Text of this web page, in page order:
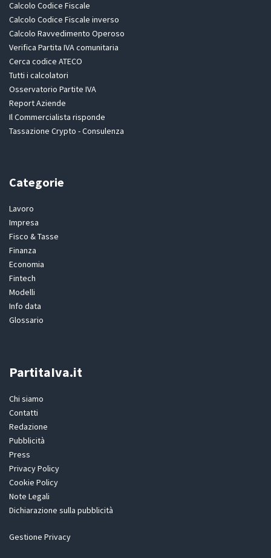
Calcolo Codice Fiscale
Calcolo Codice Fiscale inverso
Calcolo Ravvedimento Operoso
Verifica Partita IVA comunitaria
Cerca codice ATECO
Tutti i calcolatori
Osservatorio Partite IVA
Report Aziende
Il Commercialista risponde
Tassazione Crypto - Consulenza
Categorie
Lavoro
Impresa
Fisco & Tasse
Finanza
Economia
Fintech
Modelli
Info data
Glossario
PartitaIva.it
Chi siamo
Contatti
Redazione
Pubblicità
Press
Privacy Policy
Cookie Policy
Note Legali
Dichiarazione sulla pubblicità
Gestione Privacy